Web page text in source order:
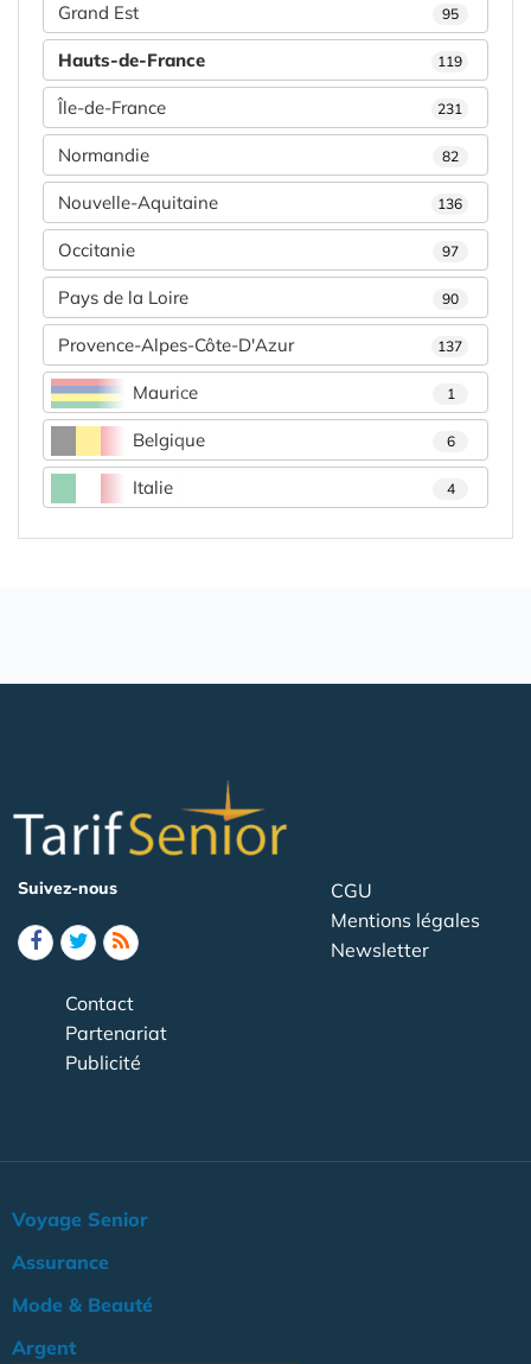
Grand Est 95
Hauts-de-France 119
Île-de-France 231
Normandie 82
Nouvelle-Aquitaine 136
Occitanie 97
Pays de la Loire 90
Provence-Alpes-Côte-D'Azur 137
Maurice 1
Belgique 6
Italie 4
Suivez-nous
CGU
Mentions légales
Newsletter
Contact
Partenariat
Publicité
Voyage Senior
Assurance
Mode & Beauté
Argent